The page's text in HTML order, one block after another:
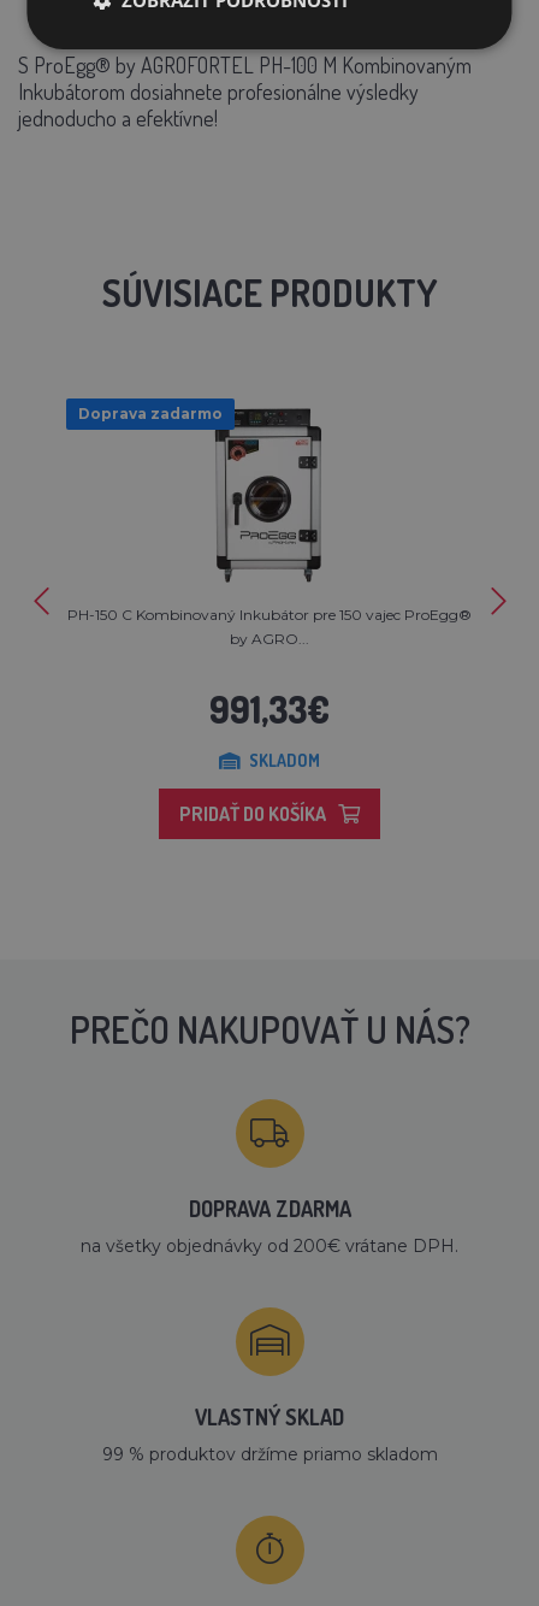
predávaným produktom je zásadná.
S ProEgg® by AGROFORTEL PH-100 M Kombinovaným
Inkubátorom dosiahnete profesionálne výsledky
jednoducho a efektívne!
SÚVISIACE PRODUKTY
Doprava zadarmo
PH-150 C Kombinovaný Inkubátor pre 150 vajec ProEgg®
by AGRO...
991,33€
SKLADOM
PRIDAŤ DO KOŠÍKA
PREČO NAKUPOVAŤ U NÁS?
DOPRAVA ZDARMA
na všetky objednávky od 200€ vrátane DPH.
VLASTNÝ SKLAD
99 % produktov držíme priamo skladom